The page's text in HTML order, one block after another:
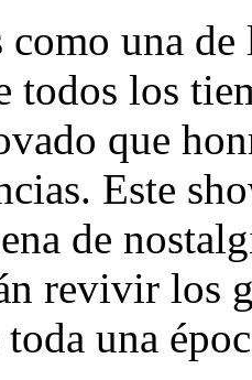
como una
todos los
que
Este
de
revivir los
una